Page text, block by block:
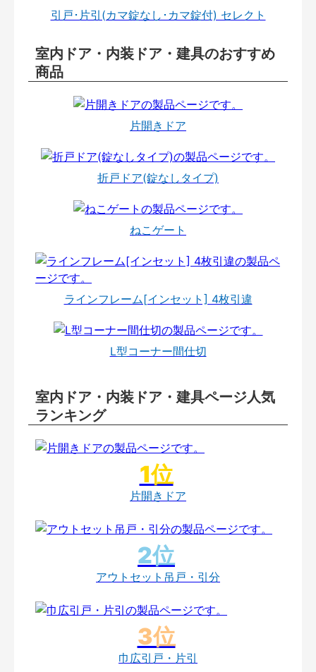
引戸･片引(カマ錠なし･カマ錠付) セレクト
室内ドア・内装ドア・建具のおすすめ
商品
片開きドア
折戸ドア(錠なしタイプ)
ねこゲート
ラインフレーム[インセット] 4枚引違
L型コーナー間仕切
室内ドア・内装ドア・建具ページ人気
ランキング
片開きドア
アウトセット吊戸・引分
巾広引戸・片引